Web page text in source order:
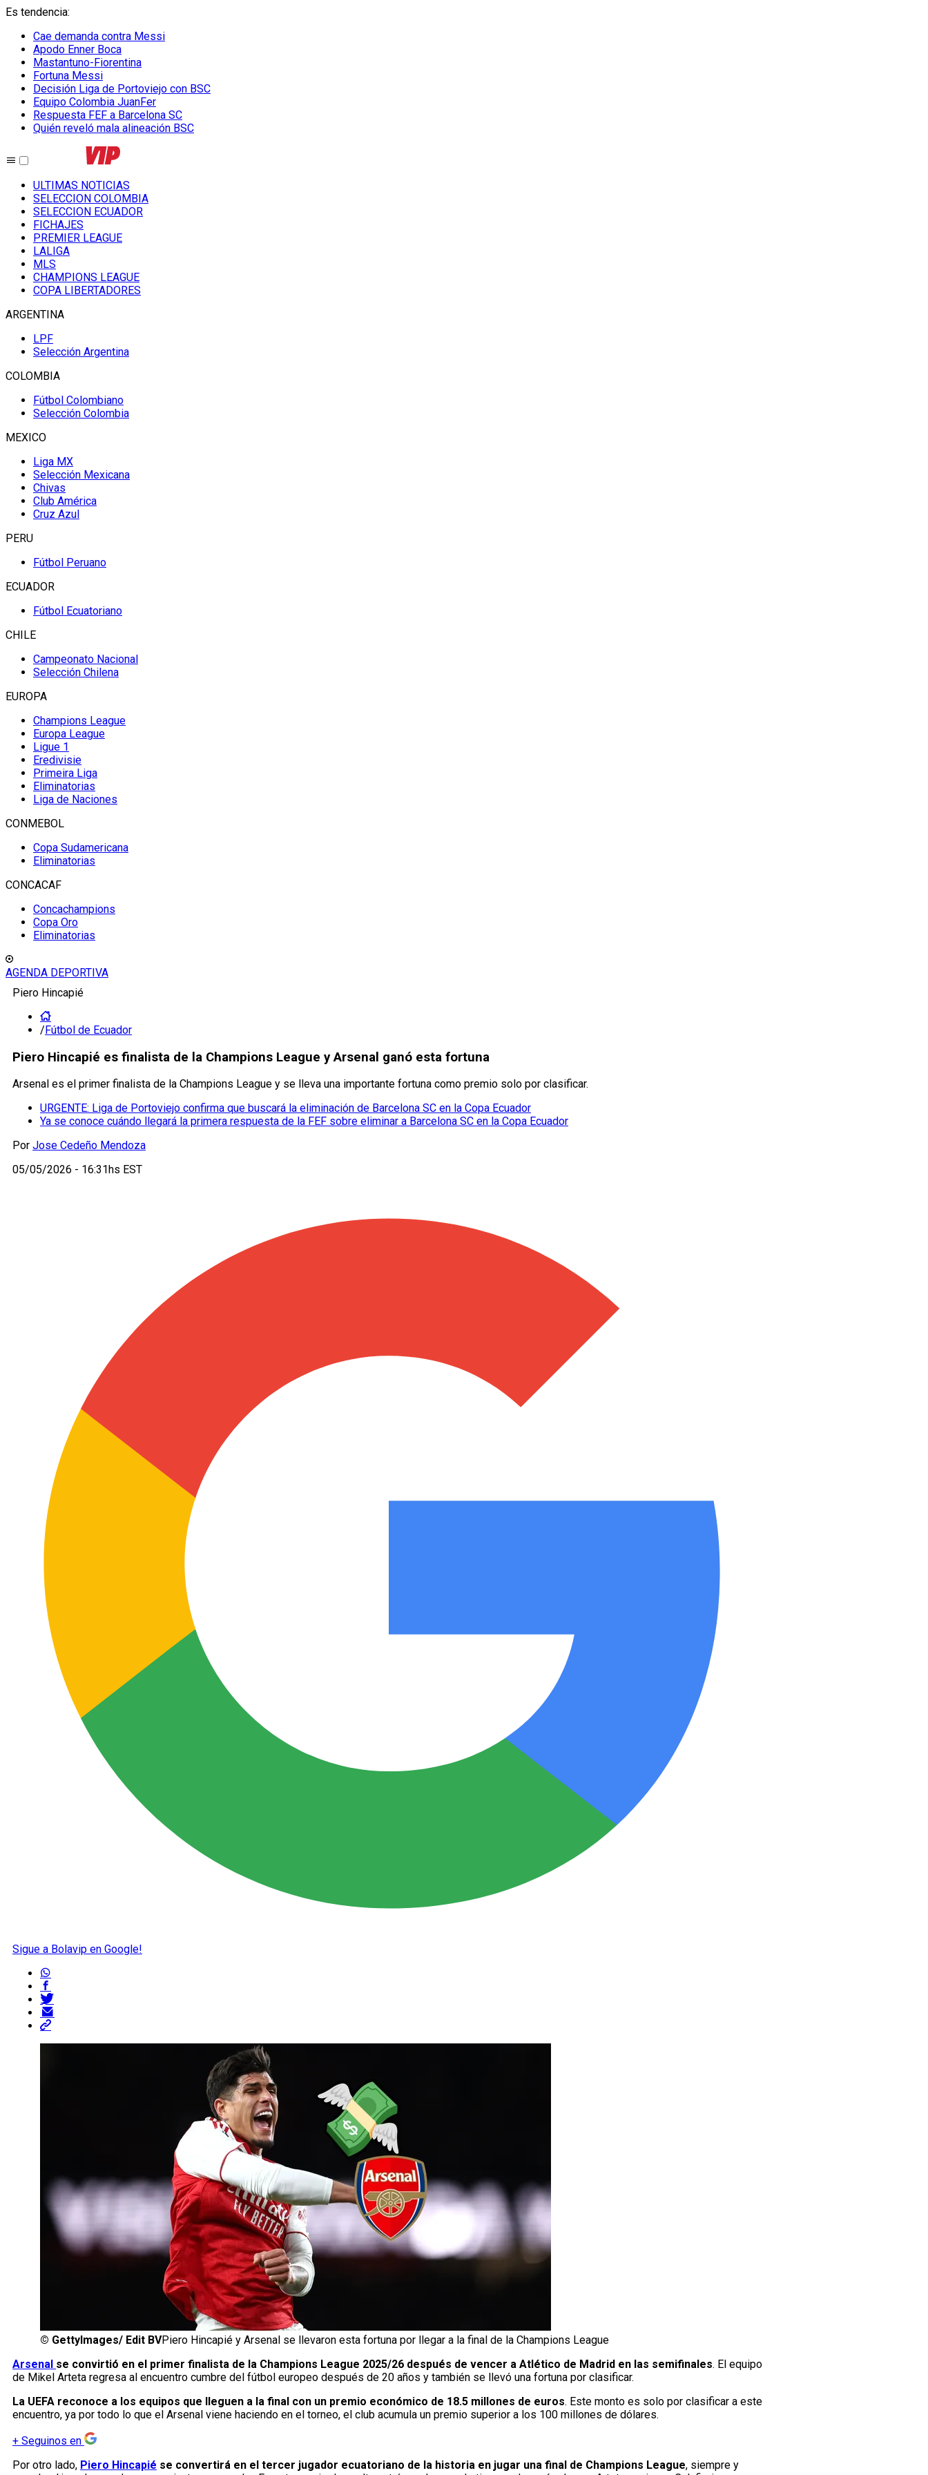
Es tendencia:
Cae demanda contra Messi
Apodo Enner Boca
Mastantuno-Fiorentina
Fortuna Messi
Decisión Liga de Portoviejo con BSC
Equipo Colombia JuanFer
Respuesta FEF a Barcelona SC
Quién reveló mala alineación BSC
ULTIMAS NOTICIAS
SELECCION COLOMBIA
SELECCION ECUADOR
FICHAJES
PREMIER LEAGUE
LALIGA
MLS
CHAMPIONS LEAGUE
COPA LIBERTADORES
ARGENTINA
LPF
Selección Argentina
COLOMBIA
Fútbol Colombiano
Selección Colombia
MEXICO
Liga MX
Selección Mexicana
Chivas
Club América
Cruz Azul
PERU
Fútbol Peruano
ECUADOR
Fútbol Ecuatoriano
CHILE
Campeonato Nacional
Selección Chilena
EUROPA
Champions League
Europa League
Ligue 1
Eredivisie
Primeira Liga
Eliminatorias
Liga de Naciones
CONMEBOL
Copa Sudamericana
Eliminatorias
CONCACAF
Concachampions
Copa Oro
Eliminatorias
AGENDA DEPORTIVA
Piero Hincapié
/Fútbol de Ecuador
Piero Hincapié es finalista de la Champions League y Arsenal ganó esta fortuna
Arsenal es el primer finalista de la Champions League y se lleva una importante fortuna como premio solo por clasificar.
URGENTE: Liga de Portoviejo confirma que buscará la eliminación de Barcelona SC en la Copa Ecuador
Ya se conoce cuándo llegará la primera respuesta de la FEF sobre eliminar a Barcelona SC en la Copa Ecuador
Por Jose Cedeño Mendoza
05/05/2026 - 16:31hs EST
Sigue a Bolavip en Google!
© GettyImages/ Edit BVPiero Hincapié y Arsenal se llevaron esta fortuna por llegar a la final de la Champions League
Arsenal se convirtió en el primer finalista de la Champions League 2025/26 después de vencer a Atlético de Madrid en las semifinales. El equipo
de Mikel Arteta regresa al encuentro cumbre del fútbol europeo después de 20 años y también se llevó una fortuna por clasificar.
La UEFA reconoce a los equipos que lleguen a la final con un premio económico de 18.5 millones de euros. Este monto es solo por clasificar a este
encuentro, ya por todo lo que el Arsenal viene haciendo en el torneo, el club acumula un premio superior a los 100 millones de dólares.
+ Seguinos en
Por otro lado, Piero Hincapié se convertirá en el tercer jugador ecuatoriano de la historia en jugar una final de Champions League, siempre y